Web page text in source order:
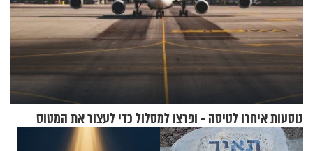
נוסעות איחרו לטיסה - ופרצו למסלול כדי לעצור את המטוס